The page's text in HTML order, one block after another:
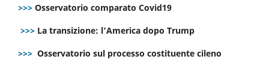
>>> Osservatorio comparato Covid19
>>> La transizione: l’America dopo Trump
>>> Osservatorio sul processo costituente cileno